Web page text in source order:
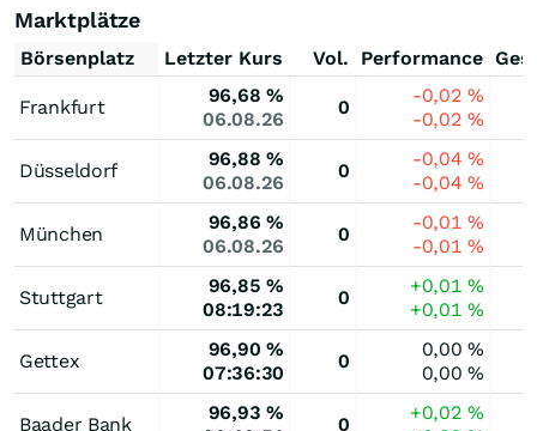
Marktplätze
Börsenplatz Letzter Kurs Vol. Performance
Frankfurt
96,68 %
06.08.26
0
-0,02%
-0,02%
Düsseldorf
96,88 %
06.08.26
0
-0,04%
-0,04%
München
96,86 %
06.08.26
0
-0,01%
-0,01%
Stuttgart
96,85 %
08:19:23
0
+0,01%
+0,01%
Gettex
96,90 %
07:36:30
0
0,00%
0,00%
Baader Bank
96,93 %
0
+0,02%